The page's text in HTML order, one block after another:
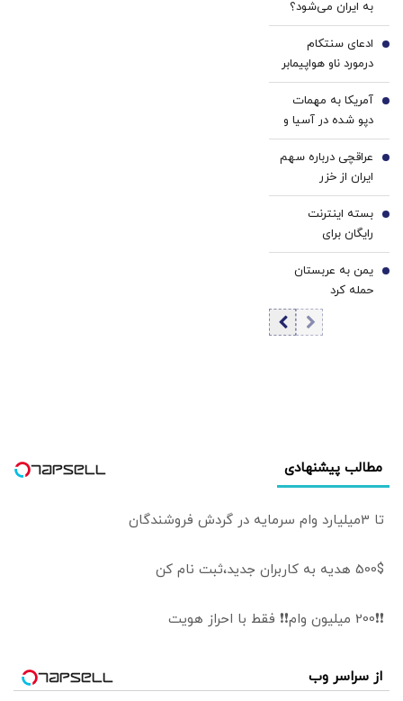
کرد
به ایران می‌شود؟
ادعای سنتکام
درمورد ناو هواپیمابر
آبراهام لینکلن در
منطقه
3
آمریکا به مهمات
دپو شده در آسیا و
اروپا روی آورد؟
4
عراقچی درباره سهم
ایران از خزر
شفاف‌سازی کرد؛
ماجرای ۵۰ درصد
چیست؟
5
بسته اینترنت
رایگان برای
خبرنگاران فعال شد
6
یمن به عربستان
حمله کرد
7
مطالب پیشنهادی
تا 3میلیارد وام سرمایه در گردش فروشندگان
500$ هدیه به کاربران جدید،ثبت نام کن
❗❗200 میلیون وام❗❗ فقط با احراز هویت
از سراسر وب